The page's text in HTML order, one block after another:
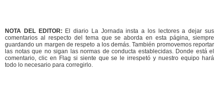
NOTA DEL EDITOR: El diario La Jornada insta a los lectores a dejar sus
comentarios al respecto del tema que se aborda en esta página, siempre
guardando un margen de respeto a los demás. También promovemos reportar
las notas que no sigan las normas de conducta establecidas. Donde está el
comentario, clic en Flag si siente que se le irrespetó y nuestro equipo hará
todo lo necesario para corregirlo.